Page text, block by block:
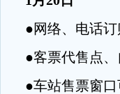
●网络、电话订
●客票代售点、
●车站售票窗口